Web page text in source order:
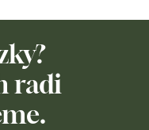
radi